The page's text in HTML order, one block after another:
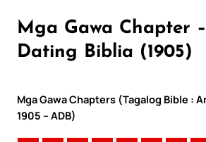
Mga Gawa Chapter
Dating Biblia (1905)
Mga Gawa Chapters (Tagalog Bible :
1905 – ADB)